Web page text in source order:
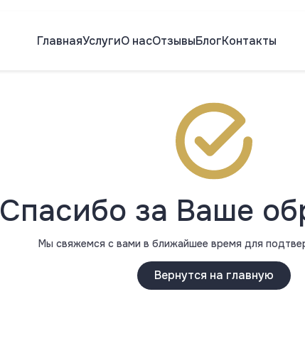
ГлавнаяУслугиО насОтзывыБлогКонтакты
Спасибо за Ваше
Мы свяжемся с вами в ближайшее время для
Вернутся на главную